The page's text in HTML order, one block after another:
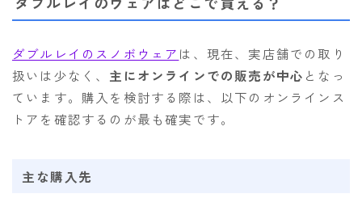
ダブルレイのスノボウェア は、現在、実店舗での取り
扱いは少なく、 主にオンラインでの販売が中心 となっ
ています。購入を検討する際は、以下のオンラインス
トアを確認するのが最も確実です。
主な購入先